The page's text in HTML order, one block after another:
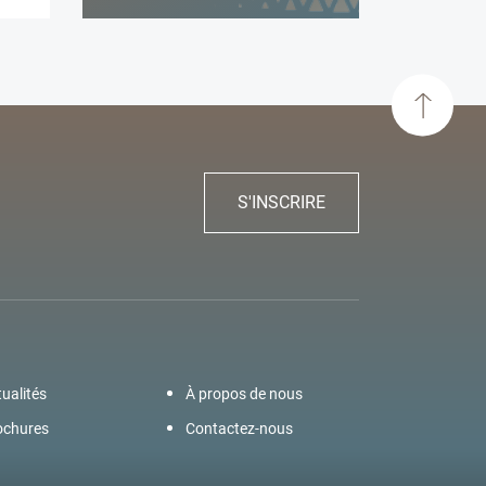
S'INSCRIRE
À propos de nous
Contactez-nous